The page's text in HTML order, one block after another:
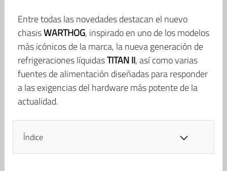
Entre todas las novedades destacan el nuevo
chasisWARTHOG, inspirado en uno de los modelos
más icónicos de la marca, la nueva generación de
refrigeraciones líquidasTITAN II, así como varias
fuentes de alimentación diseñadas para responder
a las exigencias del hardware más potente de la
actualidad.
Índice